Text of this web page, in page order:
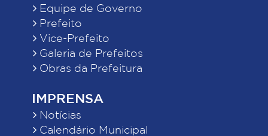
Equipe de Governo
Prefeito
Vice-Prefeito
Galeria de Prefeitos
Obras da Prefeitura
IMPRENSA
Notícias
Calendário Municipal